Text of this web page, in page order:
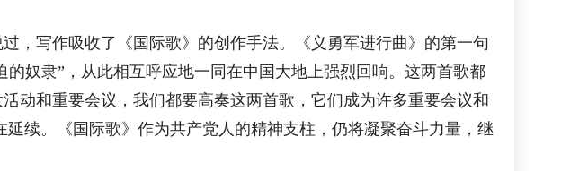
写作吸收了《国际歌》的创作手法。《义勇军进行曲》的第一句
奴隶”，从此相互呼应地一同在中国大地上强烈回响。这两首歌都
动和重要会议，我们都要高奏这两首歌，它们成为许多重要会议和
续。《国际歌》作为共产党人的精神支柱，仍将凝聚奋斗力量，继